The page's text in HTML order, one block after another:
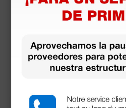
ecológico GIMA - sin
5,56 €
(Precio sin IVA)
1 ud.